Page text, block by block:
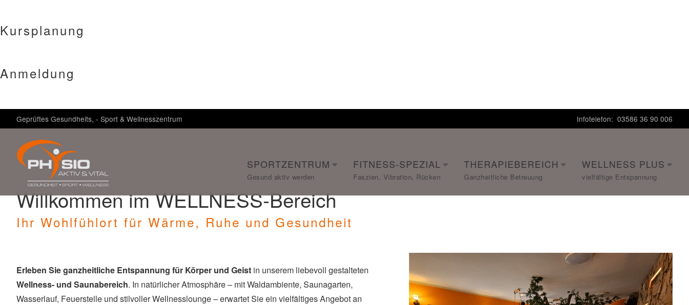
Kursplanung
Anmeldung
Geprüftes Gesundheits, - Sport & Wellnesszentrum Infotelefon: 03586 36 90 006
SPORTZENTRUM FITNESS-SPEZIAL THERAPIEBEREICH WELLNESS PLUS
Willkommen im WELLNESS-Bereich
Ihr Wohlfühlort für Wärme, Ruhe und Gesundheit
Erleben Sie ganzheitliche Entspannung für Körper und Geist in unserem liebevoll gestalteten
Wellness- und Saunabereich. In natürlicher Atmosphäre – mit Waldambiente, Saunagarten,
Wasserlauf, Feuerstelle und stilvoller Wellnesslounge – erwartet Sie ein vielfältiges Angebot an